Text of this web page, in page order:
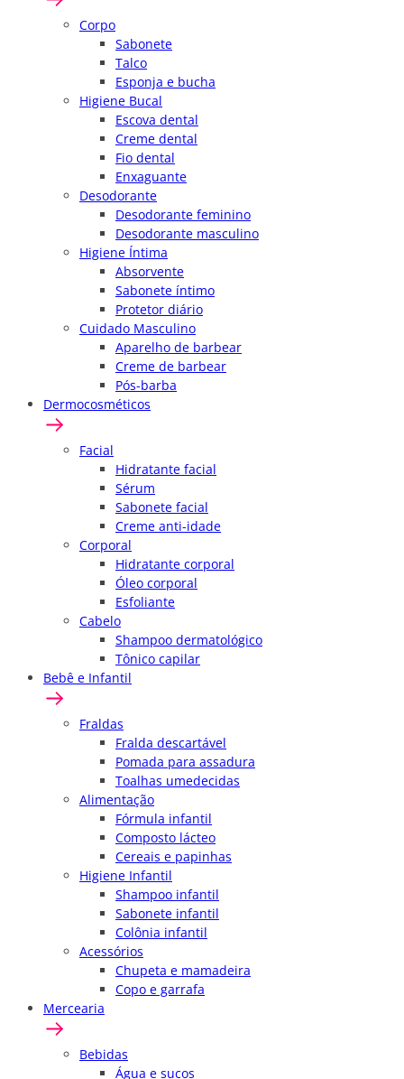
Corpo
Sabonete
Talco
Esponja e bucha
Higiene Bucal
Escova dental
Creme dental
Fio dental
Enxaguante
Desodorante
Desodorante feminino
Desodorante masculino
Higiene Íntima
Absorvente
Sabonete íntimo
Protetor diário
Cuidado Masculino
Aparelho de barbear
Creme de barbear
Pós-barba
Dermocosméticos
Facial
Hidratante facial
Sérum
Sabonete facial
Creme anti-idade
Corporal
Hidratante corporal
Óleo corporal
Esfoliante
Cabelo
Shampoo dermatológico
Tônico capilar
Bebê e Infantil
Fraldas
Fralda descartável
Pomada para assadura
Toalhas umedecidas
Alimentação
Fórmula infantil
Composto lácteo
Cereais e papinhas
Higiene Infantil
Shampoo infantil
Sabonete infantil
Colônia infantil
Acessórios
Chupeta e mamadeira
Copo e garrafa
Mercearia
Bebidas
Água e sucos